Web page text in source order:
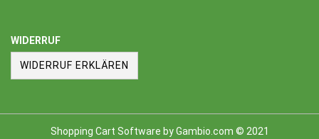
WIDERRUF
WIDERRUF ERKLÄREN
Shopping Cart Software by Gambio.com © 2021